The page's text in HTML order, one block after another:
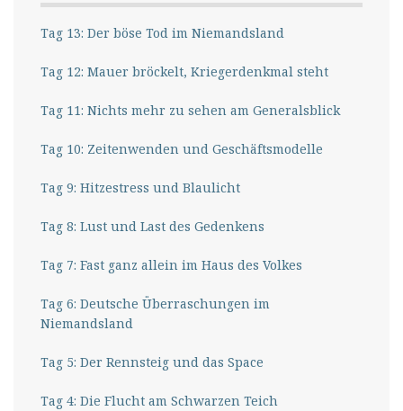
Tag 13: Der böse Tod im Niemandsland
Tag 12: Mauer bröckelt, Kriegerdenkmal steht
Tag 11: Nichts mehr zu sehen am Generalsblick
Tag 10: Zeitenwenden und Geschäftsmodelle
Tag 9: Hitzestress und Blaulicht
Tag 8: Lust und Last des Gedenkens
Tag 7: Fast ganz allein im Haus des Volkes
Tag 6: Deutsche Überraschungen im
Niemandsland
Tag 5: Der Rennsteig und das Space
Tag 4: Die Flucht am Schwarzen Teich